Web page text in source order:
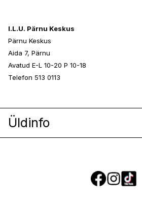
I.L.U. Pärnu Keskus
Pärnu Keskus
Aida 7, Pärnu
Avatud E-L 10-20 P 10-18
Telefon 513 0113
Üldinfo